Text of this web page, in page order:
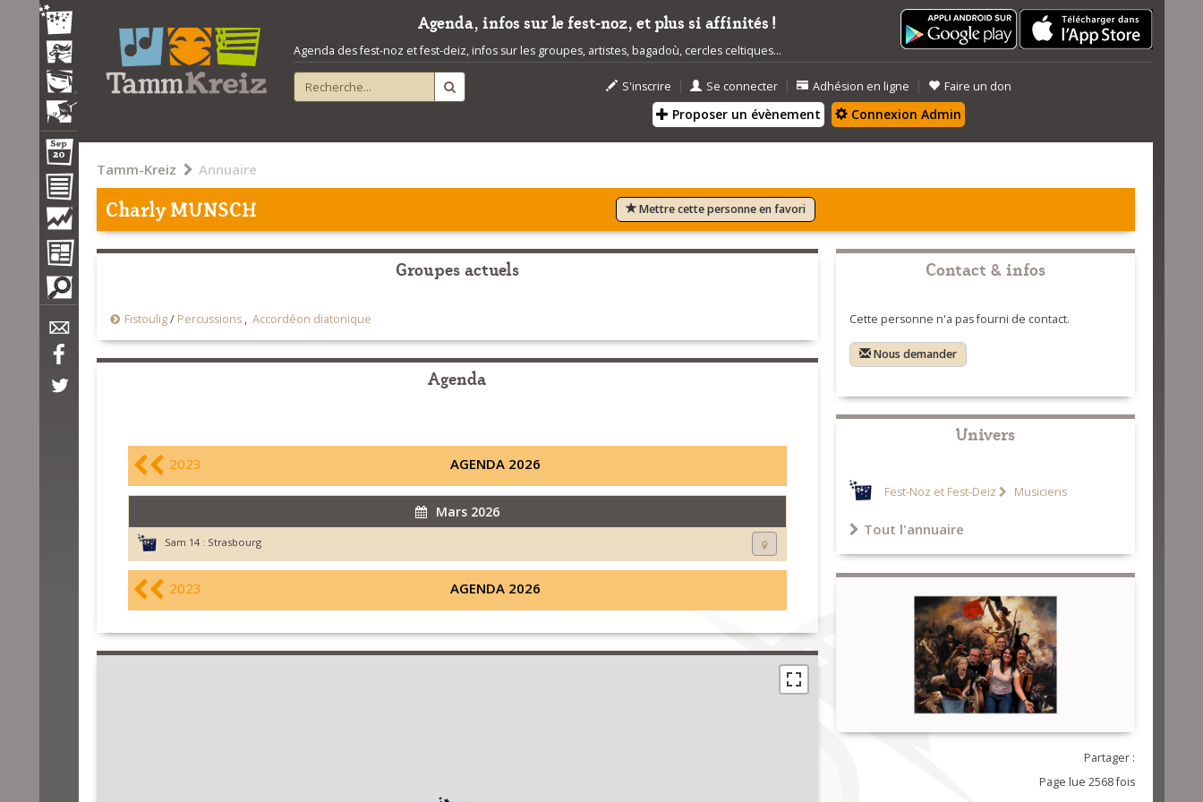
Agenda, infos sur le fest-noz, et plus si affinités !
Agenda des fest-noz et fest-deiz, infos sur les groupes, artistes, bagadoù, cercles celtiques...
S'inscrire | Se connecter | Adhésion en ligne | Faire un don
Proposer un évènement Connexion Admin
Tamm-Kreiz Annuaire
Charly MUNSCH Mettre cette personne en favori
Groupes actuels
Fistoulig/ Percussions, Accordéon diatonique
Agenda
2023 AGENDA 2026
Mars 2026
Sam 14 : Strasbourg
2023 AGENDA 2026
Contact & infos
Cette personne n'a pas fourni de contact.
Nous demander
Univers
Fest-Noz et Fest-Deiz Musiciens
Tout l'annuaire
Partager :
Page lue 2568 fois